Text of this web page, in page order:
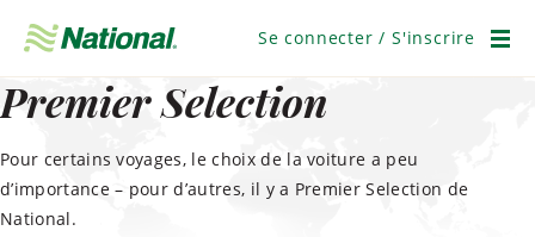
navigation
Se connecter / S'inscrire
Premier Selection
Pour certains voyages, le choix de la voiture a peu
d’importance – pour d’autres, il y a Premier Selection de
National.